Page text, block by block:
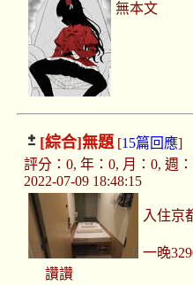
無本文
[綜合]無題[15篇回應]
評分：0, 年：0, 月：0, 週
2022-07-09 18:48:15
入住京
一晚
讚讚